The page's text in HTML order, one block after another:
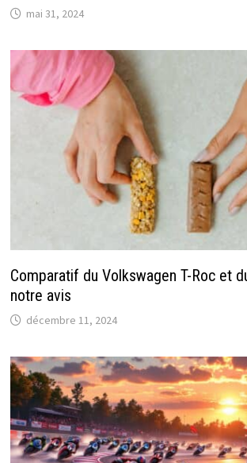
mai 31, 2024
Comparatif du Volkswagen T-Roc et
notre avis
décembre 11, 2024